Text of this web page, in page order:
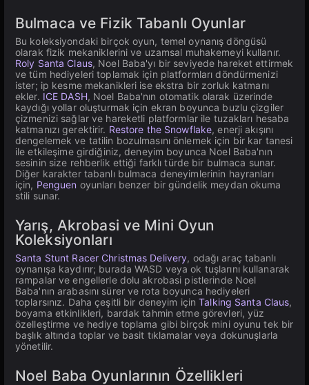
Bulmaca ve Fizik Tabanlı Oyunlar
Bu koleksiyondaki birçok oyun, temel oynanış döngüsü
olarak fizik mekaniklerini ve uzamsal muhakemeyi kullanır.
Roly Santa Claus, Noel Baba'yı bir seviyede hareket ettirmek
ve tüm hediyeleri toplamak için platformları döndürmenizi
ister; ip kesme mekanikleri ise ekstra bir zorluk katmanı
ekler. ICE DASH, Noel Baba'nın otomatik olarak üzerinde
kaydığı yollar oluşturmak için ekran boyunca buzlu çizgiler
çizmenizi sağlar ve hareketli platformlar ile tuzakları hesaba
katmanızı gerektirir. Restore the Snowflake, enerji akışını
dengelemek ve tatilin bozulmasını önlemek için bir kar tanesi
ile etkileşime girdiğiniz, deneyim boyunca Noel Baba'nın
sesinin size rehberlik ettiği farklı türde bir bulmaca sunar.
Diğer karakter tabanlı bulmaca deneyimlerinin hayranları
için, Penguen oyunları benzer bir gündelik meydan okuma
stili sunar.
Yarış, Akrobasi ve Mini Oyun
Koleksiyonları
Santa Stunt Racer Christmas Delivery, odağı araç tabanlı
oynanışa kaydırır; burada WASD veya ok tuşlarını kullanarak
rampalar ve engellerle dolu akrobasi pistlerinde Noel
Baba'nın arabasını sürer ve rota boyunca hediyeleri
toplarsınız. Daha çeşitli bir deneyim içinTalking Santa Claus,
boyama etkinlikleri, bardak tahmin etme görevleri, yüz
özelleştirme ve hediye toplama gibi birçok mini oyunu tek bir
başlık altında toplar ve basit tıklamalar veya dokunuşlarla
yönetilir.
Noel Baba Oyunlarının Özellikleri